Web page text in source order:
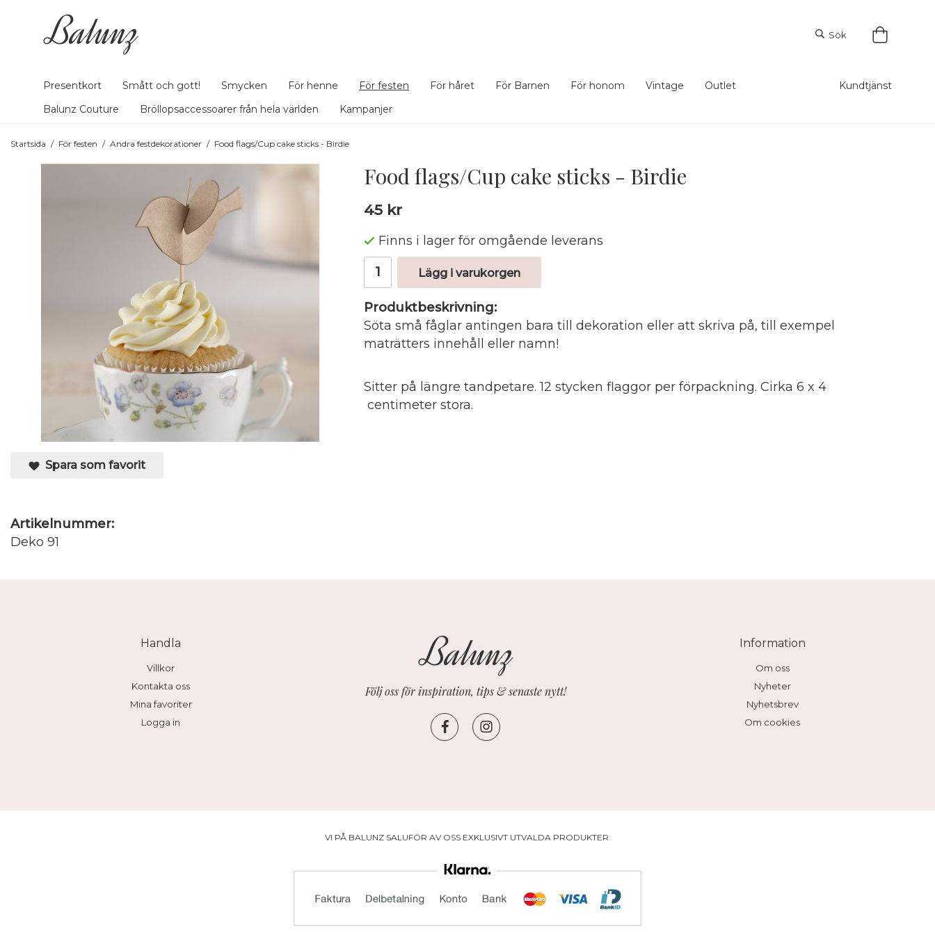
Sök
Presentkort Smått och gott! Smycken För henne För festen För håret För Barnen För honom Vintage
Outlet
Balunz Couture
Bröllopsaccessoarer från hela världen Kampanjer
Kundtjänst
Startsida / För festen / Andra festdekorationer / Food flags/Cup cake sticks - Birdie
Food flags/Cup cake sticks - Birdie
45 kr
Finns i lager för omgående leverans
Lägg i varukorgen
Produktbeskrivning:
Söta små fåglar antingen bara till dekoration eller att skriva på, till exempel
maträtters innehåll eller namn!
Sitter på längre tandpetare. 12 stycken flaggor per förpackning. Cirka 6 x 4
centimeter stora.
Spara som favorit
Artikelnummer:
Deko 91
Handla
Villkor
Kontakta oss
Mina favoriter
Logga in
Följ oss för inspiration, tips & senaste nytt!
Information
Om oss
Nyheter
Nyhetsbrev
Om cookies
VI PÅ BALUNZ SALUFÖR AV OSS EXKLUSIVT UTVALDA PRODUKTER.